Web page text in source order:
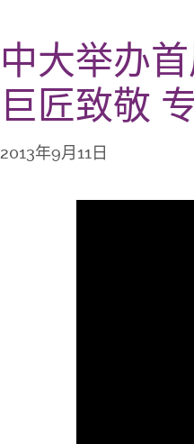
中大举办
巨匠致敬
2013年9月11日